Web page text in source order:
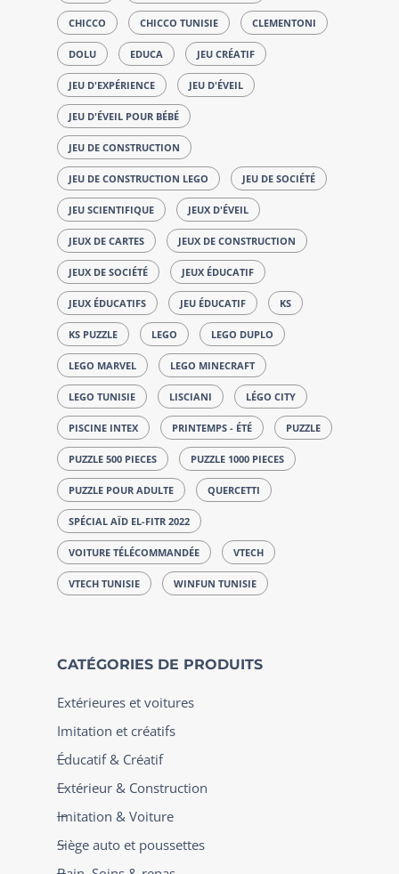
CHICCO CHICCO TUNISIE CLEMENTONI
DOLU EDUCA JEU CRÉATIF
JEU D'EXPÉRIENCE JEU D'ÉVEIL
JEU D'ÉVEIL POUR BÉBÉ
JEU DE CONSTRUCTION
JEU DE CONSTRUCTION LEGO JEU DE SOCIÉTÉ
JEU SCIENTIFIQUE JEUX D'ÉVEIL
JEUX DE CARTES JEUX DE CONSTRUCTION
JEUX DE SOCIÉTÉ JEUX ÉDUCATIF
JEUX ÉDUCATIFS JEU ÉDUCATIF KS
KS PUZZLE LEGO LEGO DUPLO
LEGO MARVEL LEGO MINECRAFT
LEGO TUNISIE LISCIANI LÉGO CITY
PISCINE INTEX PRINTEMPS - ÉTÉ PUZZLE
PUZZLE 500 PIECES PUZZLE 1000 PIECES
PUZZLE POUR ADULTE QUERCETTI
SPÉCIAL AÏD EL-FITR 2022
VOITURE TÉLÉCOMMANDÉE VTECH
VTECH TUNISIE WINFUN TUNISIE
CATÉGORIES DE PRODUITS
Extérieures et voitures
Imitation et créatifs
Éducatif & Créatif
Extérieur & Construction
Imitation & Voiture
Siège auto et poussettes